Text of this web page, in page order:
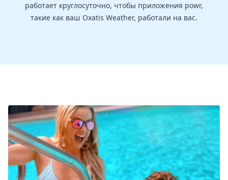
работает круглосуточно, чтобы приложения powr,
такие как ваш Oxatis Weather, работали на вас.